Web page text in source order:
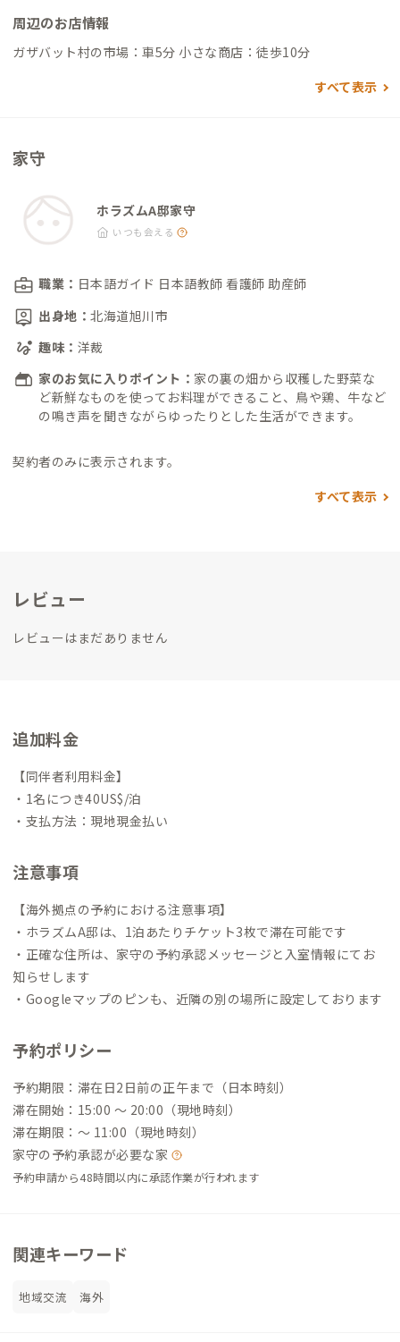
周辺のお店情報
ガザバット村の市場：車5分 小さな商店：徒歩10分
すべて表示
家守
ホラズムA邸家守
いつも会える
職業： 日本語ガイド 日本語教師 看護師 助産師
出身地： 北海道旭川市
趣味： 洋裁
家のお気に入りポイント： 家の裏の畑から収穫した野菜な
ど新鮮なものを使ってお料理ができること、鳥や鶏、牛など
の鳴き声を聞きながらゆったりとした生活ができます。
契約者のみに表示されます。
すべて表示
レビュー
レビューはまだありません
追加料金
【同伴者利用料金】
・1名につき40US$/泊
・支払方法：現地現金払い
注意事項
【海外拠点の予約における注意事項】
・ホラズムA邸は、1泊あたりチケット3枚で滞在可能です
・正確な住所は、家守の予約承認メッセージと入室情報にてお
知らせします
・Googleマップのピンも、近隣の別の場所に設定しております
予約ポリシー
予約期限：滞在日2日前の正午まで（日本時刻）
滞在開始：15:00 〜 20:00（現地時刻）
滞在期限：〜 11:00（現地時刻）
家守の予約承認が必要な家
予約申請から48時間以内に承認作業が行われます
関連キーワード
地域交流 海外